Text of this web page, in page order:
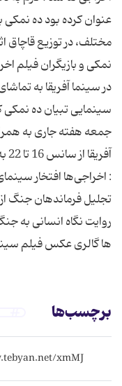
عنوان کرده بود ده
مختلف، در توزیع
در سینما آفریقا به
سینمایی تبیان ده نمكی
جمعه هفته جاری به
: اخراجی‌ها افتخار
تجلیل فرماندهان جنگ
روایت نگاه انسانی به
ها گالری عکس فیلم
برچسب‌ها